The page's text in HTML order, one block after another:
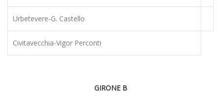
Urbetevere-G. Castello
Civitavecchia-Vigor Perconti
GIRONE B